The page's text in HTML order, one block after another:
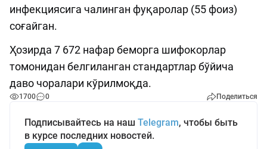
инфекциясига чалинган фуқаролар (55 фоиз)
соғайган.
Ҳозирда 7 672 нафар беморга шифокорлар
томонидан белгиланган стандартлар бўйича
даво чоралари кўрилмоқда.
1700 0 Поделиться
Подписывайтесь на наш Telegram, чтобы быть
в курсе последних новостей.